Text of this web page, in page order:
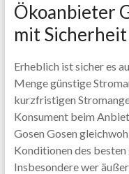
Ökoanbieter
mit
Erheblich ist sicher es
Menge günstige
kurzfristigen
Konsument beim
Gosen Gosen
Konditionen des
Insbesondere wer